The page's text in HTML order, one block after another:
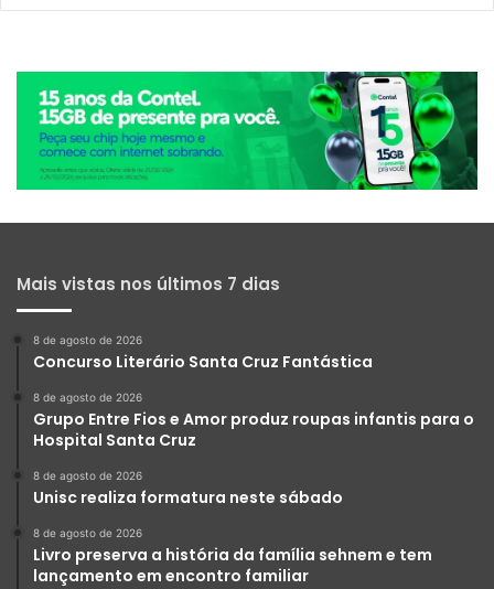
Mais vistas nos últimos 7 dias
8 de agosto de 2026
Concurso Literário Santa Cruz Fantástica
8 de agosto de 2026
Grupo Entre Fios e Amor produz roupas infantis para o
Hospital Santa Cruz
8 de agosto de 2026
Unisc realiza formatura neste sábado
8 de agosto de 2026
Livro preserva a história da família sehnem e tem
lançamento em encontro familiar